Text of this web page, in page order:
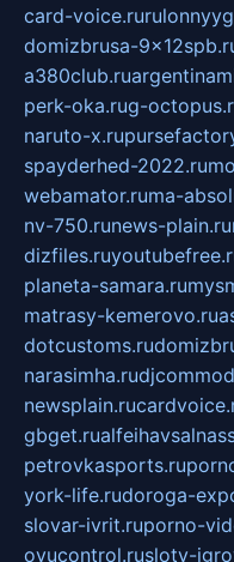
card-voice.ru
domizbrusa-
a380club.ru
perk-oka.rug-
naruto-x.ru
spayderhed-2022.ru
webamator.ruma-
nv-750.runews-plain.ru
dizfiles.ru
planeta-samara.ru
matrasy-kemerovo.ru
dotcustoms.ru
narasimha.ru
newsplain.ru
gbget.ru
petrovkasports.ru
york-life.rudoroga-
slovar-ivrit.ruporno-
ovucontrol.rusloty-